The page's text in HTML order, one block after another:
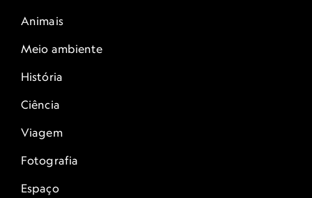
Animais
Meio ambiente
História
Ciência
Viagem
Fotografia
Espaço